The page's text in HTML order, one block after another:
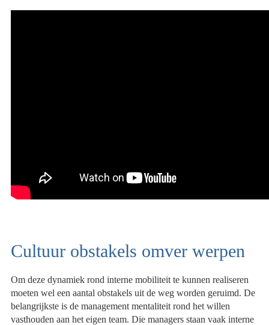
Cultuur obstakels omver werpen
Om deze dynamiek rond interne mobiliteit te kunnen realiseren
moeten wel een aantal obstakels uit de weg worden geruimd. De
belangrijkste is de management mentaliteit rond het willen
vasthouden aan het eigen team. Die managers staan vaak interne